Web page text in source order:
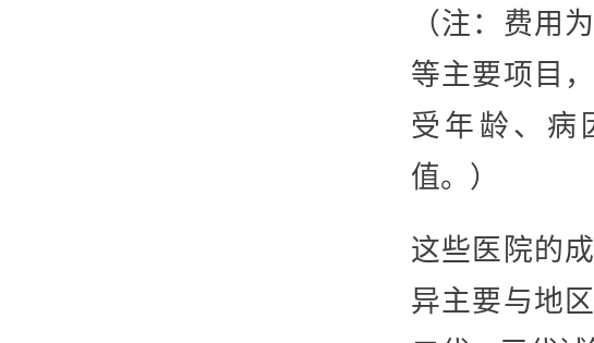
（注：费用
等主要项目
受年龄、病
值。）
这些医院的
异主要与地